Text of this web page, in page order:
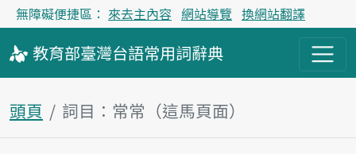
無障礙便捷區： 來去主內容 網站導覽 換網站翻譯
教育部臺灣台語常用詞辭典
頭頁 詞目：常常（這馬頁面）